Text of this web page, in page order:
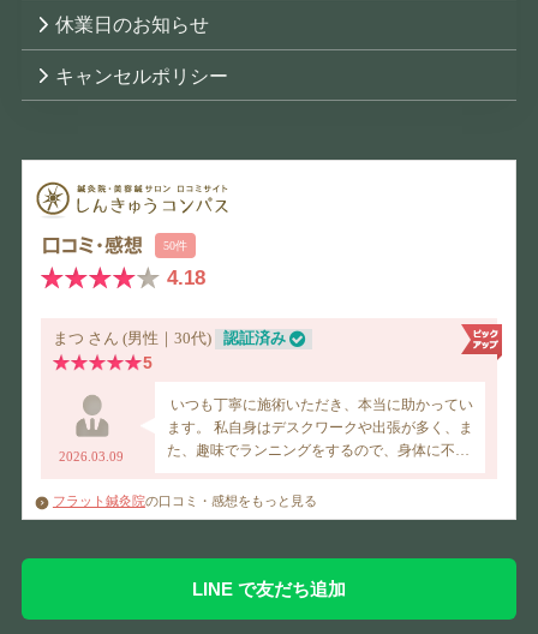
休業日のお知らせ
キャンセルポリシー
フラット鍼灸院の口コミ・感想をもっと見る
LINE で友だち追加